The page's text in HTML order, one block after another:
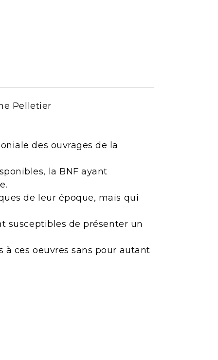
Pelletier
des ouvrages de la
la BNF ayant
de leur époque, mais qui
susceptibles de présenter un
ces oeuvres sans pour autant